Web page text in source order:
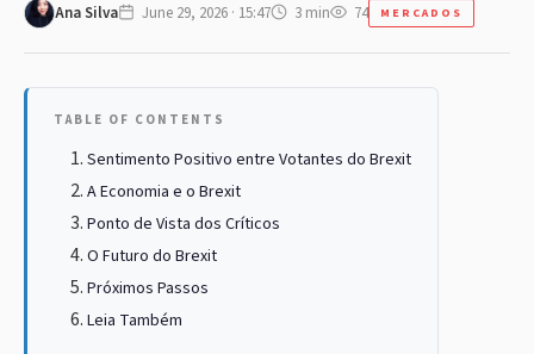
Ana Silva June 29, 2026 · 15:47 3 min 74 MERCADOS
TABLE OF CONTENTS
Sentimento Positivo entre Votantes do Brexit
A Economia e o Brexit
Ponto de Vista dos Críticos
O Futuro do Brexit
Próximos Passos
Leia Também